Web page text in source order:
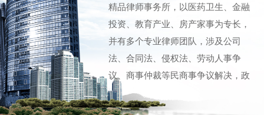
精品律师事务所，以医药卫生、金融
投资、教育产业、房产家事为专长，
并有多个专业律师团队，涉及公司
法、合同法、侵权法、劳动人事争
议、商事仲裁等民商事争议解决，政
府及企事业法律顾问，刑事辩护等领
域。“天霜”凝聚了多名拥有十至三十